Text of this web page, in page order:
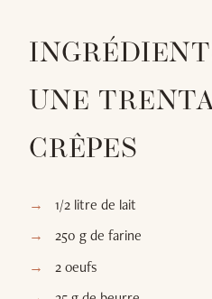
UNE
CRÊPES
1/2 litre de lait
250 g de farine
2 oeufs